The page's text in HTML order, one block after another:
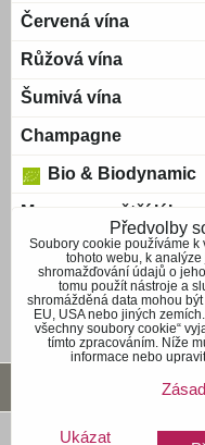
Červená vína
Růžová vína
Šumivá vína
Champagne
Bio & Biodynamic
Magnum a větší láhve
Bag-in-Box
Blue wine
Obchodní podmínky
Předvolby soukromí
Předvolby
Soubory cookie používáme k
tohoto webu, k
shromažďování údajů o
tomu použít nástroje a
shromážděná data mohou
EU, USA nebo jiných
všechny soubory cookie“
tímto zpracováním. Níže
informace nebo
Ukázat